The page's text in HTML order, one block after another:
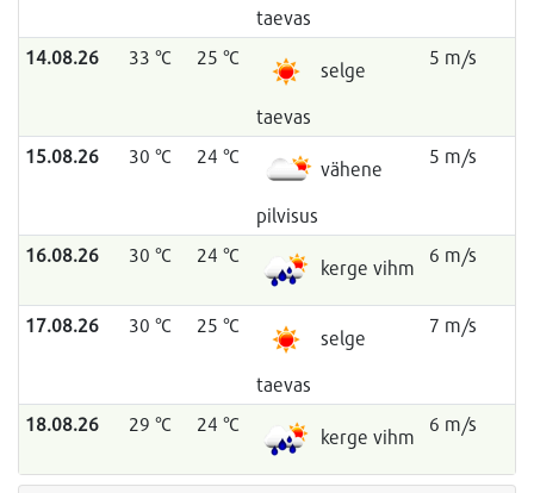
taevas
14.08.26 33 °C 25 °C
selge
taevas
5 m/s
15.08.26 30 °C 24 °C
vähene
pilvisus
5 m/s
16.08.26 30 °C 24 °C
kerge vihm
6 m/s
17.08.26 30 °C 25 °C
selge
taevas
7 m/s
18.08.26 29 °C 24 °C
kerge vihm
6 m/s